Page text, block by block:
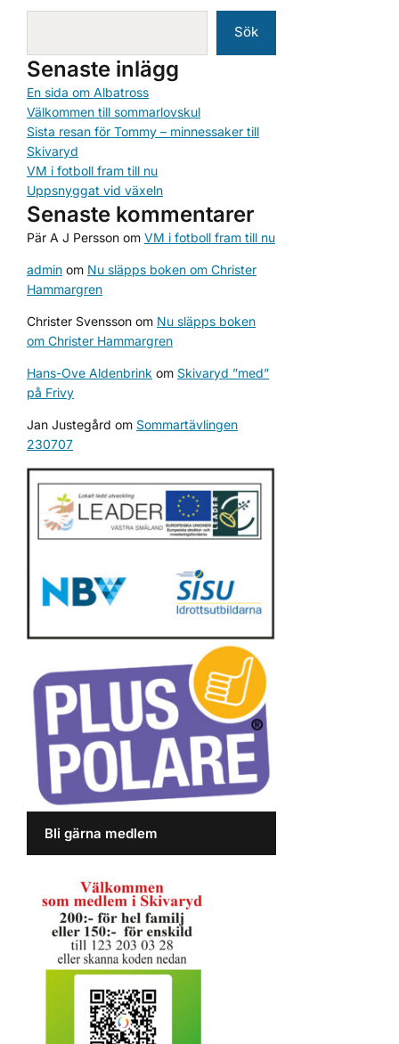
Sök
Senaste inlägg
En sida om Albatross
Välkommen till sommarlovskul
Sista resan för Tommy – minnessaker till
Skivaryd
VM i fotboll fram till nu
Uppsnyggat vid växeln
Senaste kommentarer
Pär A J Persson om VM i fotboll fram till nu
admin om Nu släpps boken om Christer
Hammargren
Christer Svensson om Nu släpps boken
om Christer Hammargren
Hans-Ove Aldenbrink om Skivaryd ”med”
på Frivy
Jan Justegård om Sommartävlingen
230707
Bli gärna medlem